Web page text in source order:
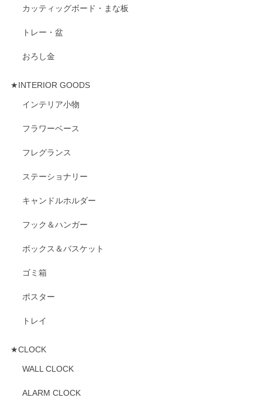
カッティッグボード・まな板
トレー・盆
おろし金
★INTERIOR GOODS
インテリア小物
フラワーベース
フレグランス
ステーショナリー
キャンドルホルダー
フック＆ハンガー
ボックス＆バスケット
ゴミ箱
ポスター
トレイ
★CLOCK
WALL CLOCK
ALARM CLOCK